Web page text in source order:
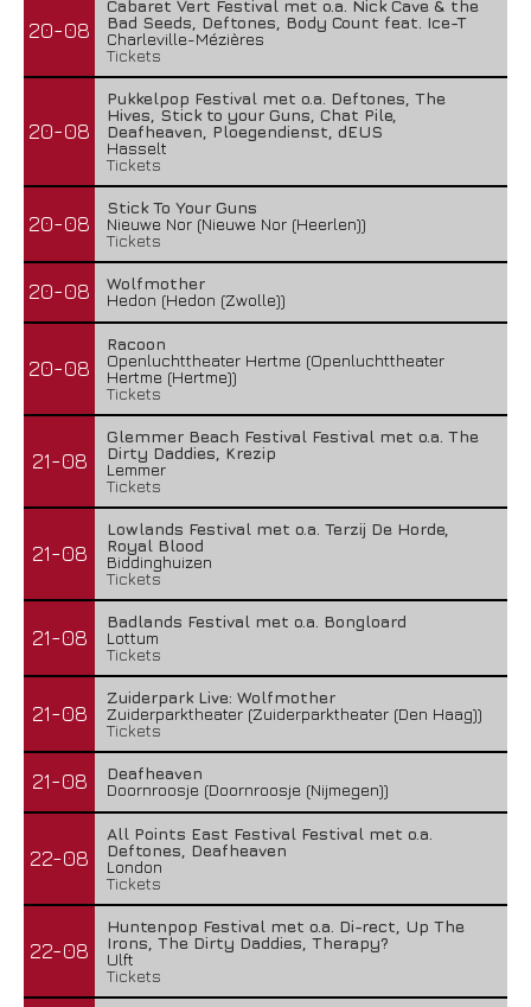
20-08
Cabaret Vert Festival met o.a. Nick Cave & the
Bad Seeds, Deftones, Body Count feat. Ice-T
Charleville-Mézières
Tickets
20-08
Pukkelpop Festival met o.a. Deftones, The
Hives, Stick to your Guns, Chat Pile,
Deafheaven, Ploegendienst, dEUS
Hasselt
Tickets
20-08
Stick To Your Guns
Nieuwe Nor (Nieuwe Nor (Heerlen))
Tickets
20-08
Wolfmother
Hedon (Hedon (Zwolle))
20-08
Racoon
Openluchttheater Hertme (Openluchttheater
Hertme (Hertme))
Tickets
21-08
Glemmer Beach Festival Festival met o.a. The
Dirty Daddies, Krezip
Lemmer
Tickets
21-08
Lowlands Festival met o.a. Terzij De Horde,
Royal Blood
Biddinghuizen
Tickets
21-08
Badlands Festival met o.a. Bongloard
Lottum
Tickets
21-08
Zuiderpark Live: Wolfmother
Zuiderparktheater (Zuiderparktheater (Den Haag))
Tickets
21-08
Deafheaven
Doornroosje (Doornroosje (Nijmegen))
22-08
All Points East Festival Festival met o.a.
Deftones, Deafheaven
London
Tickets
22-08
Huntenpop Festival met o.a. Di-rect, Up The
Irons, The Dirty Daddies, Therapy?
Ulft
Tickets